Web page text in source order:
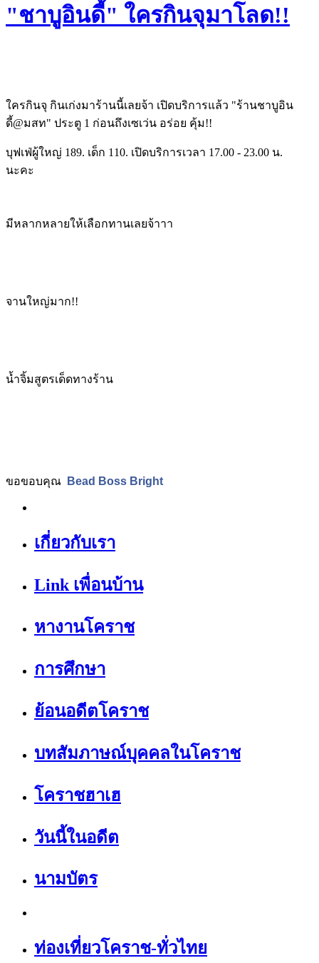
"ชาบูอินดี้" ใครกินจุมาโลด!!
ใครกินจุ กินเก่งมาร้านนี้เลยจ้า เปิดบริการแล้ว "ร้านชาบูอิน
ดี้@มสท" ประตู 1 ก่อนถึงเซเว่น อร่อย คุ้ม!!
บุฟเฟ่ผู้ใหญ่ 189. เด็ก 110. เปิดบริการเวลา 17.00 - 23.00 น.
นะคะ
มีหลากหลายให้เลือกทานเลยจ้าาา
จานใหญ่มาก!!
น้ำจิ้มสูตรเด็ดทางร้าน
ขอขอบคุณ Bead Boss Bright
เกี่ยวกับเรา
Link เพื่อนบ้าน
หางานโคราช
การศึกษา
ย้อนอดีตโคราช
บทสัมภาษณ์บุคคลในโคราช
โคราชฮาเฮ
วันนี้ในอดีต
นามบัตร
ท่องเที่ยวโคราช-ทั่วไทย